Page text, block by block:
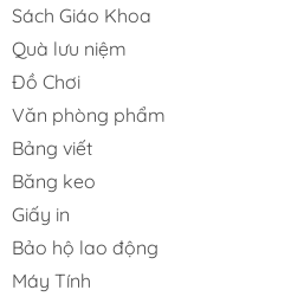
Sách Giáo Khoa
Quà lưu niệm
Đồ Chơi
Văn phòng phẩm
Bảng viết
Băng keo
Giấy in
Bảo hộ lao động
Máy Tính